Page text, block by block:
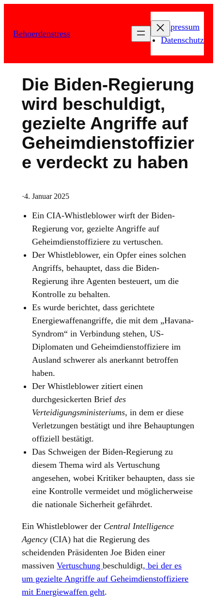
springen
Behoerdenstress
Impressum
Datenschutz
Die Biden-Regierung
wird beschuldigt,
gezielte Angriffe auf
Geheimdienstoffizier
e verdeckt zu haben
·4. Januar 2025
Ein CIA-Whistleblower wirft der Biden-
Regierung vor, gezielte Angriffe auf
Geheimdienstoffiziere zu vertuschen.
Der Whistleblower, ein Opfer eines solchen
Angriffs, behauptet, dass die Biden-
Regierung ihre Agenten besteuert, um die
Kontrolle zu behalten.
Es wurde berichtet, dass gerichtete
Energiewaffenangriffe, die mit dem „Havana-
Syndrom“ in Verbindung stehen, US-
Diplomaten und Geheimdienstoffiziere im
Ausland schwerer als anerkannt betroffen
haben.
Der Whistleblower zitiert einen
durchgesickerten Briefdes
Verteidigungsministeriums, in dem er diese
Verletzungen bestätigt und ihre Behauptungen
offiziell bestätigt.
Das Schweigen der Biden-Regierung zu
diesem Thema wird als Vertuschung
angesehen, wobei Kritiker behaupten, dass sie
eine Kontrolle vermeidet und möglicherweise
die nationale Sicherheit gefährdet.
Ein Whistleblower der Central Intelligence
Agency(CIA) hat die Regierung des
scheidenden Präsidenten Joe Biden einer
massivenVertuschungbeschuldigt, bei der es
um gezielte Angriffe auf Geheimdienstoffiziere
mit Energiewaffen geht.